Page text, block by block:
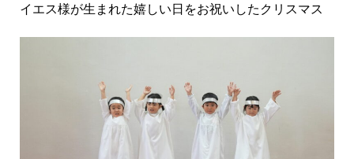
イエス様が生まれた嬉しい日をお祝いしたクリスマス